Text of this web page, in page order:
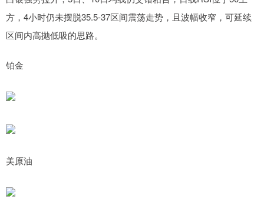
方，4小时仍未摆脱35.5-37区间震荡走势，且波幅收窄，可延续
区间内高抛低吸的思路。
铂金
美原油